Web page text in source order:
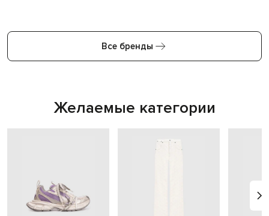
Все бренды
Желаемые категории